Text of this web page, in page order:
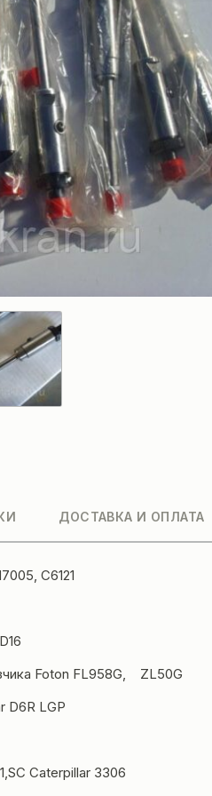
ДОСТАВКА И ОПЛАТА
C6121
Foton FL958G, ZL50G
D6R LGP
Caterpillar 3306